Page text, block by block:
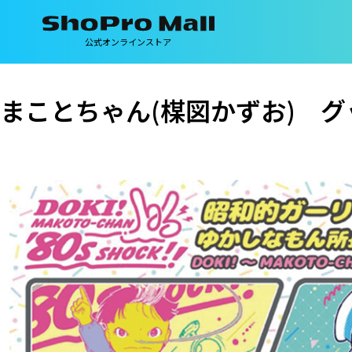
公式オンラインストア
まことちゃん(楳図かずお) グ